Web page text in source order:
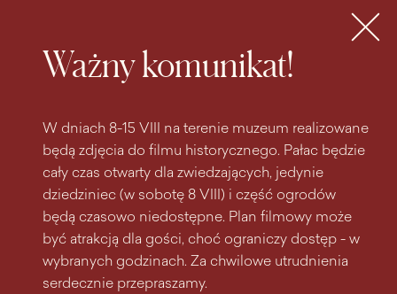
Ważny komunikat!
W dniach 8-15 VIII na terenie muzeum realizowane
będą zdjęcia do filmu historycznego. Pałac będzie
cały czas otwarty dla zwiedzających, jedynie
dziedziniec (w sobotę 8 VIII) i część ogrodów
będą czasowo niedostępne. Plan filmowy może
być atrakcją dla gości, choć ograniczy dostęp - w
wybranych godzinach. Za chwilowe utrudnienia
serdecznie przepraszamy.
MENU